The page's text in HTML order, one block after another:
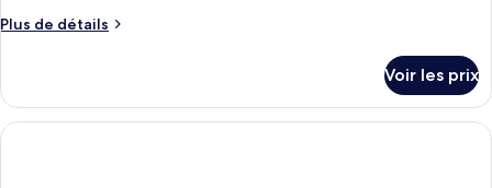
Plus de détails
Plus
le
type
de
Voir les prix